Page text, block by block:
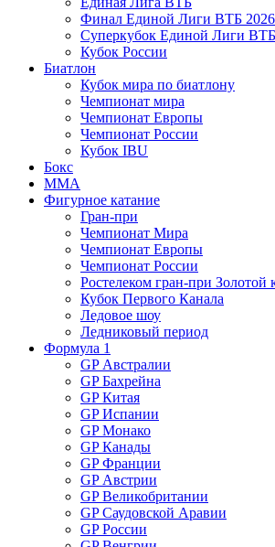
Финал Единой Лиги ВТБ
Суперкубок Единой Лиги ВТБ
Кубок России
Биатлон
Кубок мира по биатлону
Чемпионат мира
Чемпионат Европы
Чемпионат России
Кубок IBU
Бокс
MMA
Фигурное катание
Гран-при
Чемпионат Мира
Чемпионат Европы
Чемпионат России
Ростелеком гран-при
Кубок Первого Канала
Ледовое шоу
Ледниковый период
Формула 1
GP Австралии
GP Бахрейна
GP Китая
GP Испании
GP Монако
GP Канады
GP Франции
GP Австрии
GP Великобритании
GP Саудовской Аравии
GP России